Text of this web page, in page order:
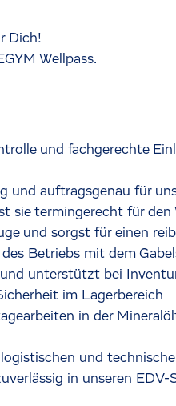
Dich!
Wellpass.
und fachgerechte
und auftragsgenau für
sie termingerecht für den
und sorgst für einen
Betriebs mit dem
unterstützt bei
im Lagerbereich
in der
und
in unseren EDV-